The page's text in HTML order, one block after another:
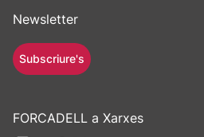
Newsletter
Subscriure's
FORCADELL a Xarxes